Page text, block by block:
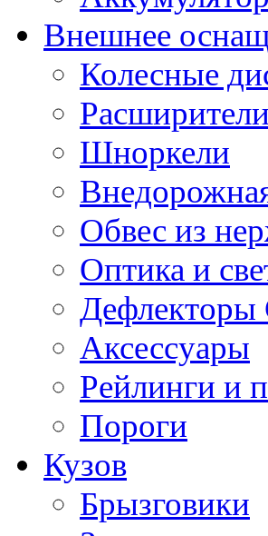
Внешнее
Колесные
Шноркели
Обвес из
Оптика и
Дефлекторы
Аксессуары
Рейлинги и
Пороги
Кузов
Брызговики